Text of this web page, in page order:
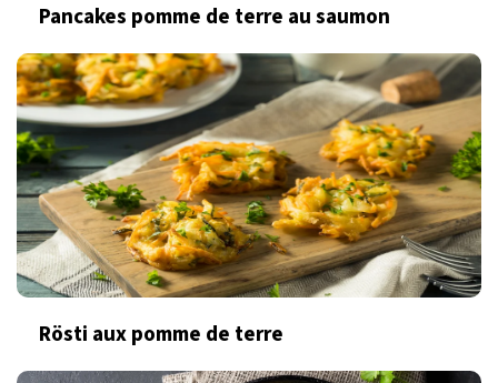
Pancakes pomme de terre au saumon
Rösti aux pomme de terre